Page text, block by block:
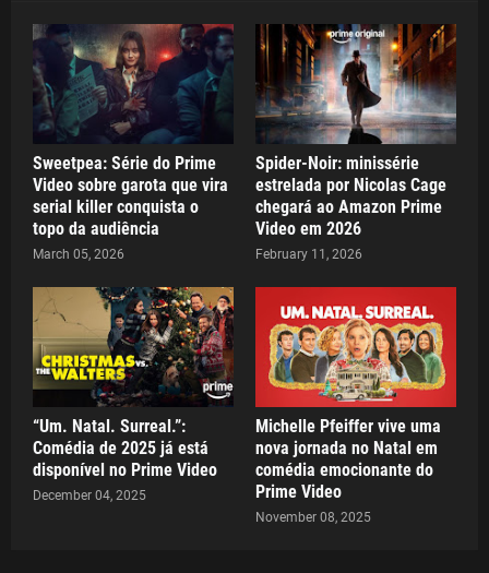
Sweetpea: Série do Prime
Video sobre garota que vira
serial killer conquista o
topo da audiência
March 05, 2026
Spider-Noir: minissérie
estrelada por Nicolas Cage
chegará ao Amazon Prime
Video em 2026
February 11, 2026
“Um. Natal. Surreal.”:
Comédia de 2025 já está
disponível no Prime Video
December 04, 2025
Michelle Pfeiffer vive uma
nova jornada no Natal em
comédia emocionante do
Prime Video
November 08, 2025